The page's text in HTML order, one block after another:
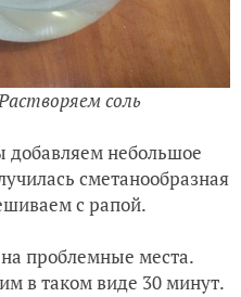
соль
добавляем небольшое
сметанообразная
с рапой.
проблемные места.
в таком виде 30 минут.